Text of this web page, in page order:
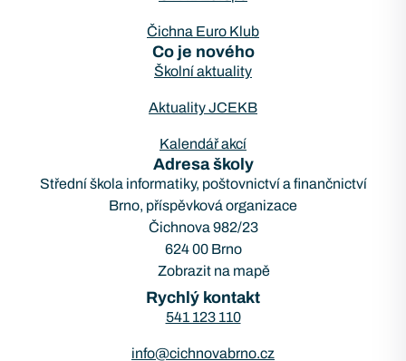
Čichna Euro Klub
Co je nového
Školní aktuality
Aktuality JCEKB
Kalendář akcí
Adresa školy
Střední škola informatiky, poštovnictví a finančnictví
Brno, příspěvková organizace
Čichnova 982/23
624 00 Brno
Zobrazit na mapě
Rychlý kontakt
541 123 110
info@cichnovabrno.cz